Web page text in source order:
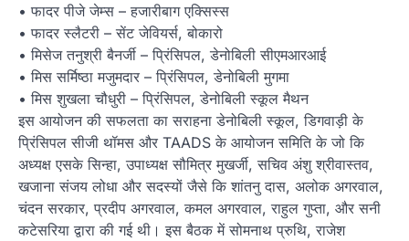
• फादर पीजे जेम्स – हजारीबाग एक्सिस्स
• फादर स्लैटरी – सेंट जेवियर्स, बोकारो
• मिसेज तनुश्री बैनर्जी – प्रिंसिपल, डेनोबिली सीएमआरआई
• मिस सर्मिष्ठा मजुमदार – प्रिंसिपल, डेनोबिली मुगमा
• मिस शुखला चौधुरी – प्रिंसिपल, डेनोबिली स्कूल मैथन
इस आयोजन की सफलता का सराहना डेनोबिली स्कूल, डिगवाड़ी के
प्रिंसिपल सीजी थॉमस और TAADS के आयोजन समिति के जो कि
अध्यक्ष एसके सिन्हा, उपाध्यक्ष सौमित्र मुखर्जी, सचिव अंशु श्रीवास्तव,
खजाना संजय लोधा और सदस्यों जैसे कि शांतनु दास, अलोक अगरवाल,
चंदन सरकार, प्रदीप अगरवाल, कमल अगरवाल, राहुल गुप्ता, और सनी
कटेसरिया द्वारा की गई थी। इस बैठक में सोमनाथ प्रुथि, राजेश